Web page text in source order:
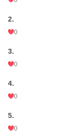
お気に入り
24h.ポイント
文字数
更新日時
月間ポイント
2.
0
3.
0
4.
0
5.
0